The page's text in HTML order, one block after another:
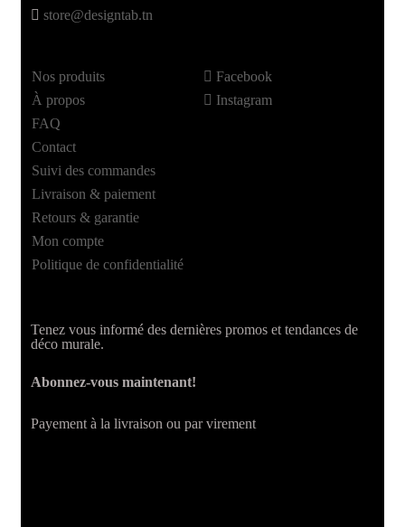
store@designtab.tn
Nos produits
À propos
FAQ
Contact
Suivi des commandes
Livraison & paiement
Retours & garantie
Mon compte
Politique de confidentialité
Facebook
Instagram
Tenez vous informé des dernières promos et tendances de
déco murale.
Abonnez-vous maintenant!
Payement à la livraison ou par virement